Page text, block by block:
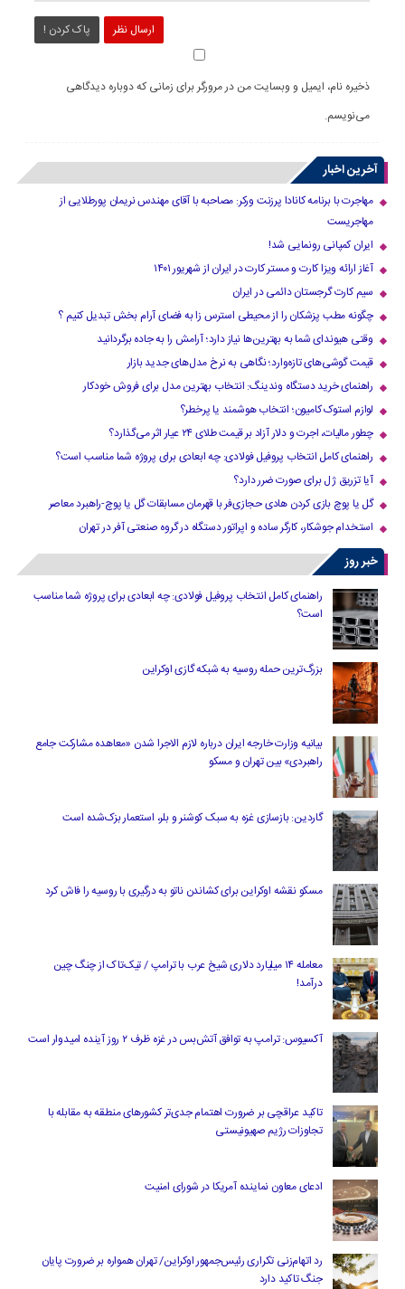
ارسال نظر پاک کردن !
ذخیره نام، ایمیل و وبسایت من در مرورگر برای زمانی که دوباره دیدگاهی
می‌نویسم.
آخرین اخبار
مهاجرت با برنامه کانادا پرزنت ورکر: مصاحبه با آقای مهندس نریمان پورطلایی از
مهاجریست
ایران کمپانی رونمایی شد!
آغاز ارائه ویزا کارت و مستر کارت در ایران از شهریور ۱۴۰۱
سیم کارت گرجستان دائمی در ایران
چگونه مطب پزشکان را از محیطی استرس زا به فضای آرام بخش تبدیل کنیم ؟
وقتی هیوندای شما به بهترین‌ها نیاز دارد؛ آرامش را به جاده برگردانید
قیمت گوشی‌های تازه‌وارد؛ نگاهی به نرخ مدل‌های جدید بازار
راهنمای خرید دستگاه وندینگ: انتخاب بهترین مدل برای فروش خودکار
لوازم استوک کامیون؛ انتخاب هوشمند یا پرخطر؟
چطور مالیات، اجرت و دلار آزاد بر قیمت طلای ۲۴ عیار اثر می‌گذارد؟
راهنمای کامل انتخاب پروفیل فولادی: چه ابعادی برای پروژه شما مناسب است؟
آیا تزریق ژل برای صورت ضرر دارد​؟
گل یا پوچ بازی کردن هادی حجازی‌فر با قهرمان مسابقات گل یا پوچ-راهبرد معاصر
استخدام جوشکار، کارگر ساده و اپراتور دستگاه در گروه صنعتی آفر در تهران
خبر روز
راهنمای کامل انتخاب پروفیل فولادی: چه ابعادی برای پروژه شما مناسب
است؟
بزرگ‌ترین حمله روسیه به شبکه گازی اوکراین
بیانیه وزارت خارجه ایران درباره لازم‌ الاجرا شدن «معاهده مشارکت جامع
راهبردی» بین تهران و مسکو
گاردین: بازسازی غزه به سبک کوشنر و بلر، استعمار بزک‌شده است
مسکو نقشه اوکراین برای کشاندن ناتو به درگیری با روسیه را فاش کرد
معامله ۱۴ میلیارد دلاری شیخ عرب با ترامپ / تیک‌تاک از چنگ چین
درآمد!
آکسیوس: ترامپ به توافق آتش‌بس در غزه ظرف ۲ روز آینده امیدوار است
تاکید عراقچی بر ضرورت اهتمام جدی‌تر کشورهای منطقه به مقابله با
تجاوزات رژیم صهیونیستی
ادعای معاون نماینده آمریکا در شورای امنیت
رد اتهام‌زنی تکراری رئیس‌جمهور اوکراین/ تهران همواره بر ضرورت پایان
جنگ تاکید دارد